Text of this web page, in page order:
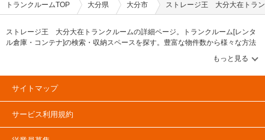
トランクルームTOP 大分県 大分市 ストレージ王 大分大在トラ
ストレージ王 大分大在トランクルームの詳細ページ。トランクルーム[レンタ
ル倉庫・コンテナ]の検索・収納スペースを探す。豊富な物件数から様々な方法
でご希望の収納スペースを簡単に探せるトランクルーム情報サイトです。スト
レージ王 大分大在トランクルームの住所・最寄りの駅、物件タイプのご紹介
や料金表、お得なキャンペーン情報もあります。気になる物件タイプを見つけ
たら、メールか電話でお問合せが可能です（無料）。
サイトマップ
サービス利用規約